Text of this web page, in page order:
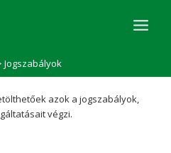
Jogszabályok
azok a jogszabályok,
végzi.